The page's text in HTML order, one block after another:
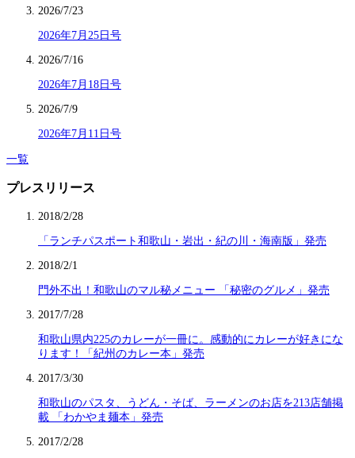
2026/7/23
2026年7月25日号
2026/7/16
2026年7月18日号
2026/7/9
2026年7月11日号
一覧
プレスリリース
2018/2/28
「ランチパスポート和歌山・岩出・紀の川・海南版」発売
2018/2/1
門外不出！和歌山のマル秘メニュー 「秘密のグルメ」発売
2017/7/28
和歌山県内225のカレーが一冊に。感動的にカレーが好きにな
ります！「紀州のカレー本」発売
2017/3/30
和歌山のパスタ、うどん・そば、ラーメンのお店を213店舗掲
載 「わかやま麺本」発売
2017/2/28